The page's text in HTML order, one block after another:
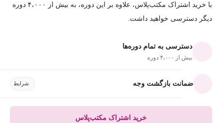
با خرید اشتراک مکتب‌پلاس، علاوه بر این دوره، به بیش از ۴،۰۰۰ دوره
دیگر دسترسی خواهید داشت.
دسترسی به تمام دوره‌ها
بیش از ۴،۰۰۰ دوره
ضمانت بازگشت وجه شرایط
خرید اشتراک مکتب‌پلاس